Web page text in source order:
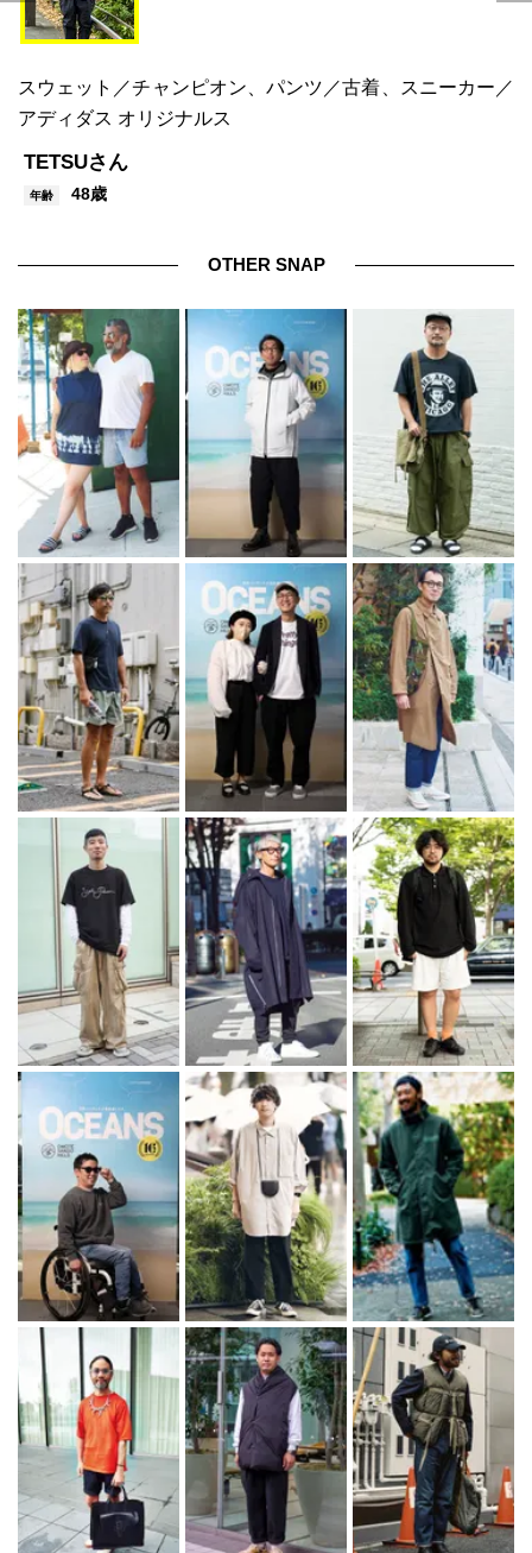
スウェット／チャンピオン、パンツ／古着、スニーカー／
アディダス オリジナルス
TETSUさん
年齢 48歳
OTHER SNAP